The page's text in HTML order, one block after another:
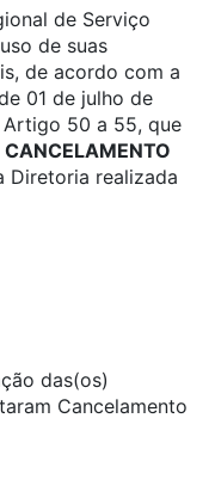
de Serviço
de suas
de acordo com a
01 de julho de
Artigo 50 a 55, que
CANCELAMENTO
Diretoria realizada
das(os)
Cancelamento